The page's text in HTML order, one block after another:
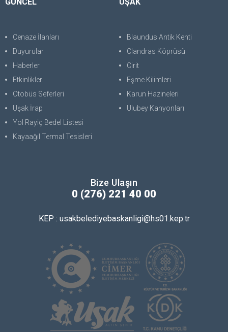
Cenaze İlanları
Duyurular
Haberler
Etkinlikler
Otobüs Seferleri
Uşak İrap
Yol Rayiç Bedel Listesi
Kayaağıl Termal Tesisleri
Blaundus Antik Kenti
Clandras Köprüsü
Cirit
Eşme Kilimleri
Karun Hazineleri
Ulubey Kanyonları
Bize Ulaşın
0 (276) 221 40 00
KEP : usakbelediyebaskanligi@hs01.kep.tr